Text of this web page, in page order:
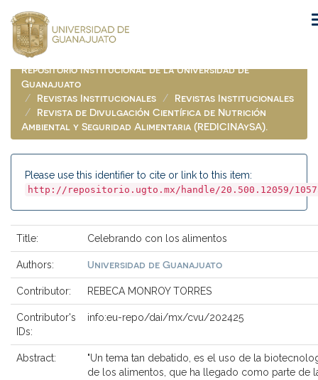
navigation
Repositorio Institucional de la Universidad de
Guanajuato
Revistas Institucionales
Revistas Institucionales
Revista de Divulgación Científica de Nutrición
Ambiental y Seguridad Alimentaria (REDICINAySA).
Please use this identifier to cite or link to this item:
http://repositorio.ugto.mx/handle/20.500.12059/
Title: Celebrando con los alimentos
Authors: Universidad de Guanajuato
Contributor: REBECA MONROY TORRES
Contributor's
IDs:
info:eu-repo/dai/mx/cvu/202425
Abstract:
"Un tema tan debatido, es el uso de la
de los alimentos, que ha llegado como parte de